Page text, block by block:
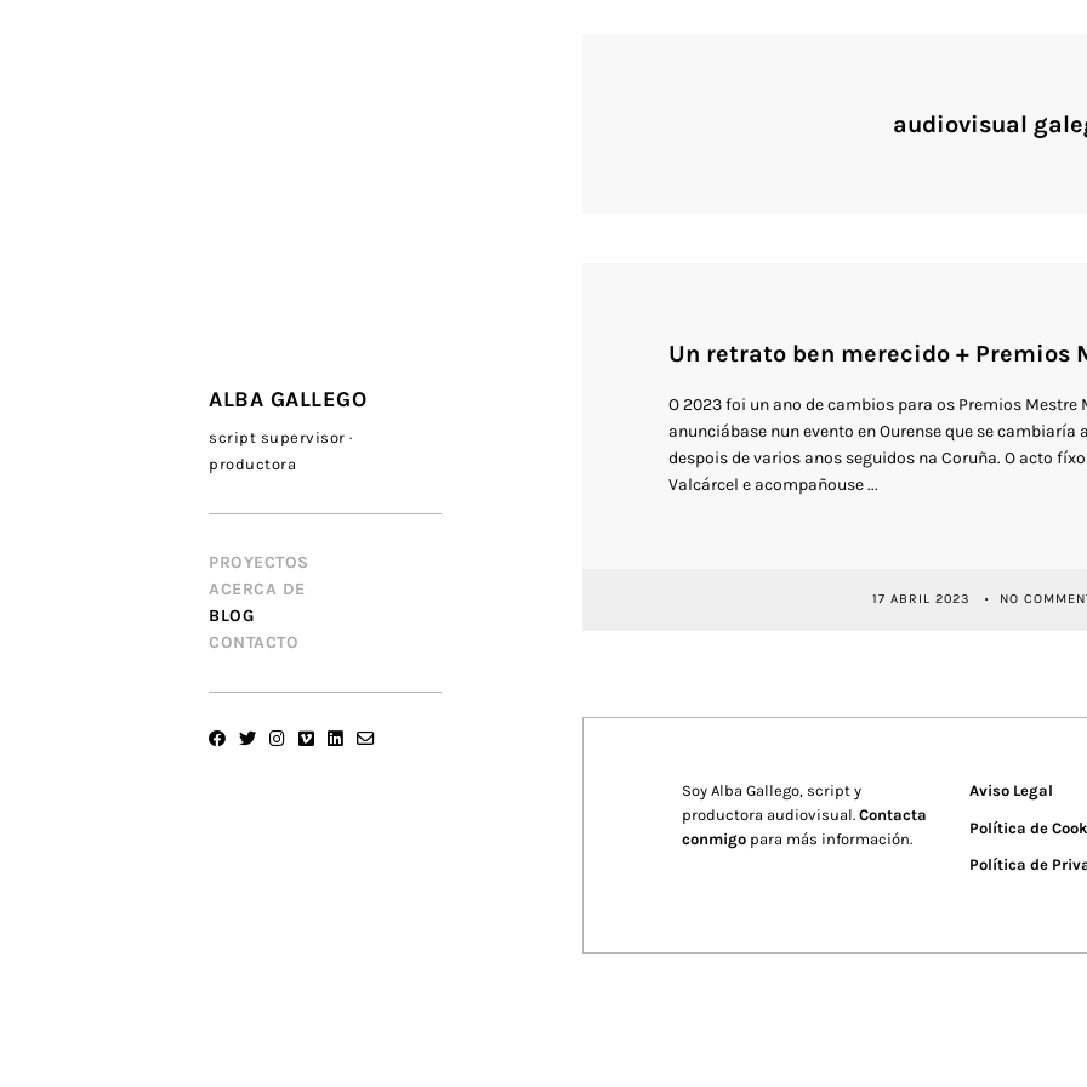
ALBA GALLEGO
script supervisor ·
productora
PROYECTOS
ACERCA DE
BLOG
CONTACTO
audiovisual
Un retrato ben merecido + Premios
O 2023 foi un ano de cambios para os Premios Mestre
anunciábase nun evento en Ourense que se cambiaría
despois de varios anos seguidos na Coruña. O acto
Valcárcel e acompañouse ...
17 ABRIL 2023 NO
Soy Alba Gallego, script y
productora audiovisual.Contacta
conmigo para más información.
Aviso Legal
Política de
Política de